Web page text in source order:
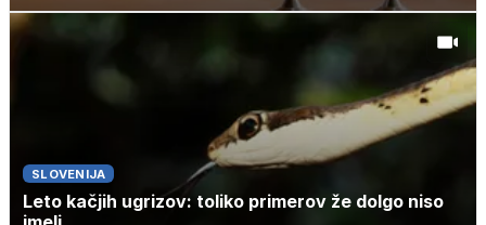
SLOVENIJA
Leto kačjih ugrizov: toliko primerov že dolgo niso